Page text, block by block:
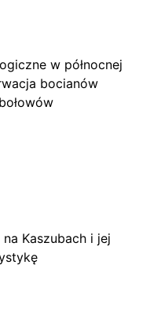
w północnej
bocianów
Kaszubach i jej